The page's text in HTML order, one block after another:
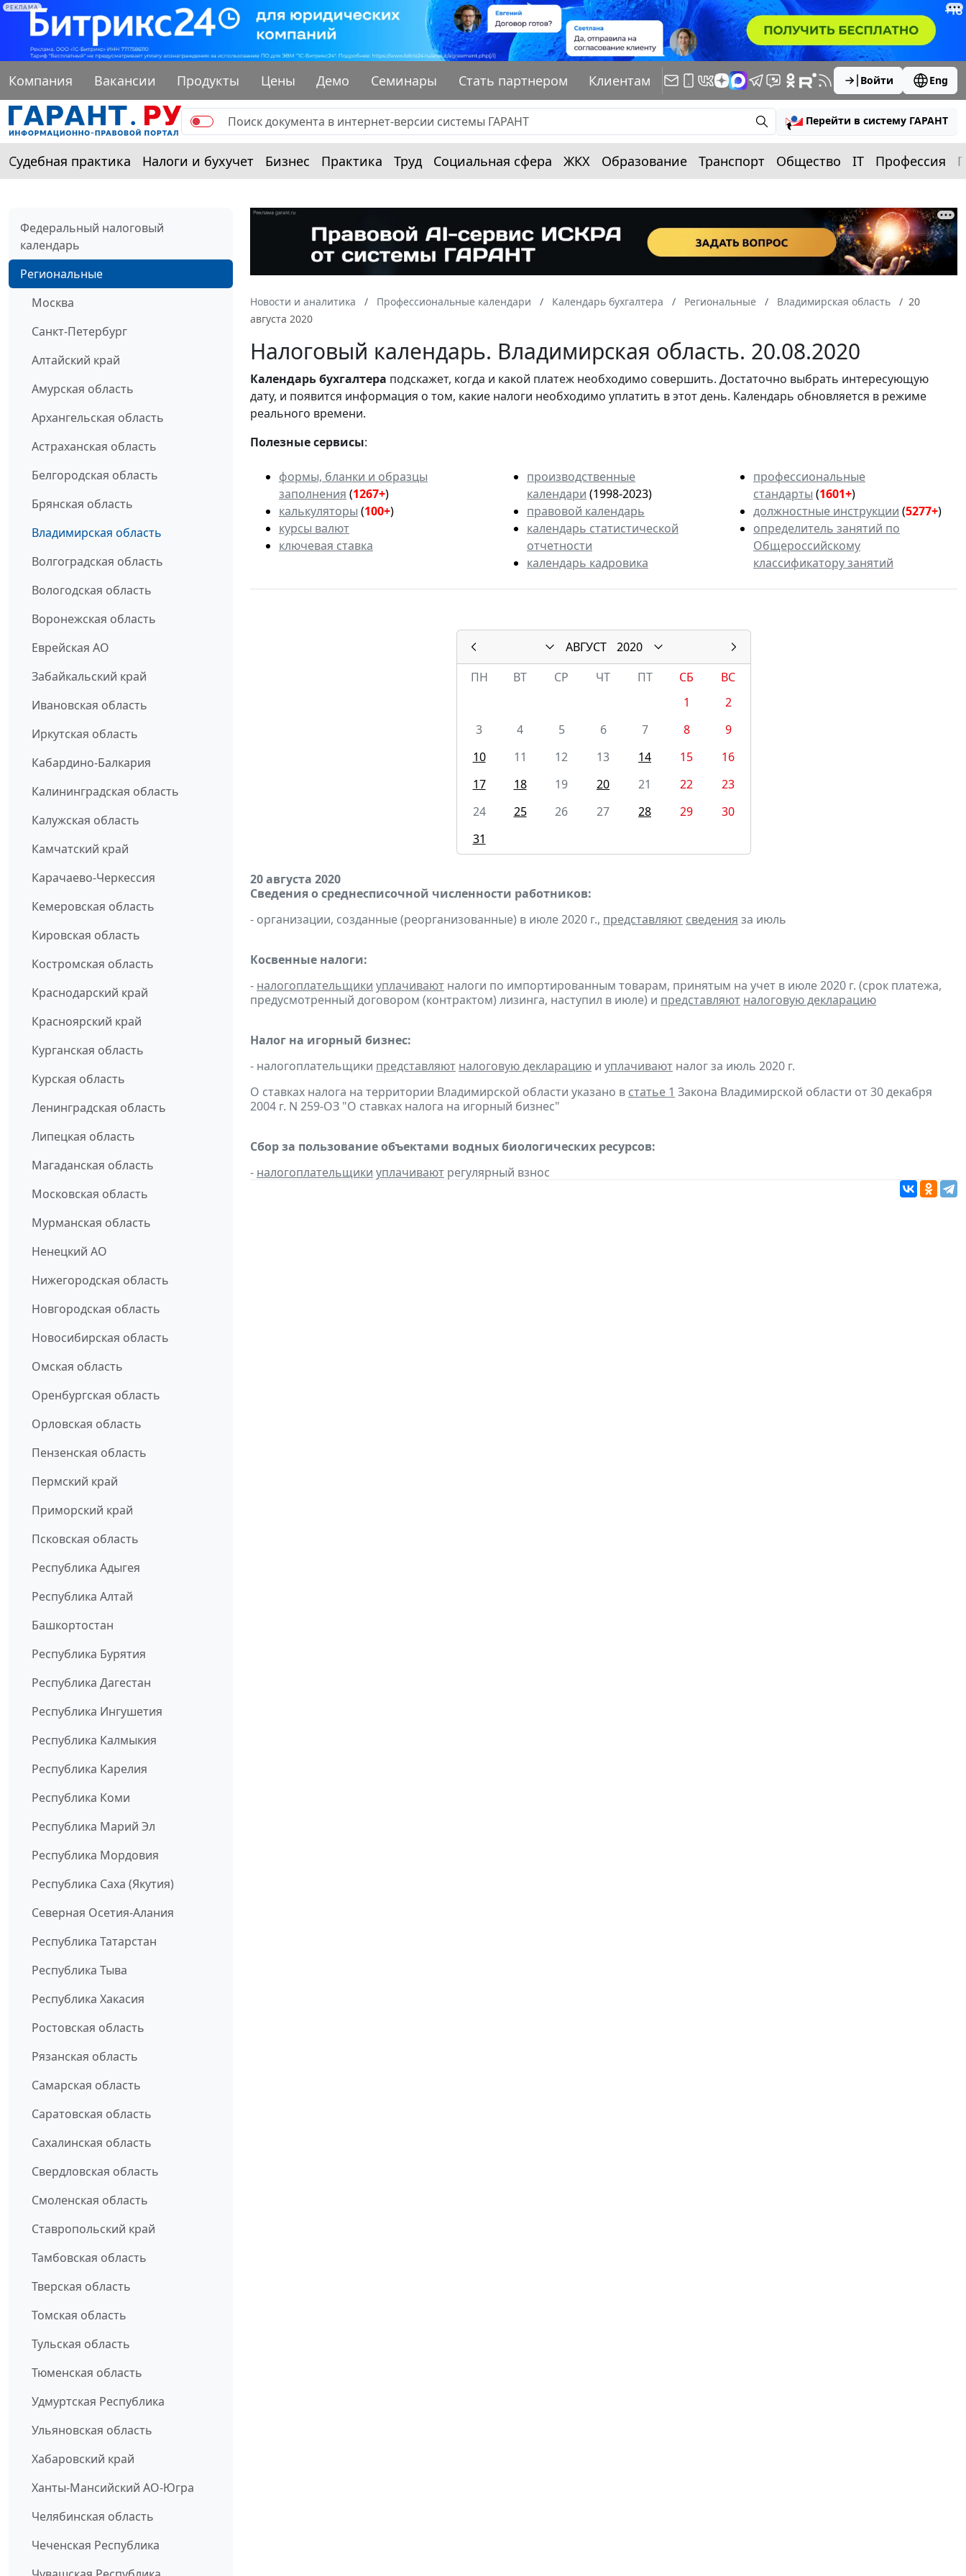
РЕКЛАМА
Компания Вакансии Продукты Цены Демо Семинары Стать партнером Клиентам Войти Eng
Перейти в систему ГАРАНТ
Судебная практика Налоги и бухучет Бизнес Практика Труд Социальная сфера ЖКХ Образование Транспорт Общество IT Профессия
Федеральный налоговый
календарь
Региональные
Москва
Санкт-Петербург
Алтайский край
Амурская область
Архангельская область
Астраханская область
Белгородская область
Брянская область
Владимирская область
Волгоградская область
Вологодская область
Воронежская область
Еврейская АО
Забайкальский край
Ивановская область
Иркутская область
Кабардино-Балкария
Калининградская область
Калужская область
Камчатский край
Карачаево-Черкессия
Кемеровская область
Кировская область
Костромская область
Краснодарский край
Красноярский край
Курганская область
Курская область
Ленинградская область
Липецкая область
Магаданская область
Московская область
Мурманская область
Ненецкий АО
Нижегородская область
Новгородская область
Новосибирская область
Омская область
Оренбургская область
Орловская область
Пензенская область
Пермский край
Приморский край
Псковская область
Республика Адыгея
Республика Алтай
Башкортостан
Республика Бурятия
Республика Дагестан
Республика Ингушетия
Республика Калмыкия
Республика Карелия
Республика Коми
Республика Марий Эл
Республика Мордовия
Республика Саха (Якутия)
Северная Осетия-Алания
Республика Татарстан
Республика Тыва
Республика Хакасия
Ростовская область
Рязанская область
Самарская область
Саратовская область
Сахалинская область
Свердловская область
Смоленская область
Ставропольский край
Тамбовская область
Тверская область
Томская область
Тульская область
Тюменская область
Удмуртская Республика
Ульяновская область
Хабаровский край
Ханты-Мансийский АО-Югра
Челябинская область
Чеченская Республика
Новости и аналитика Профессиональные календари Календарь бухгалтера Региональные Владимирская область
20
августа 2020
Налоговый календарь. Владимирская область. 20.08.2020
Календарьбухгалтера подскажет, когда и какой платеж необходимо совершить. Достаточно выбрать интересующую
дату, и появится информация о том, какие налоги необходимо уплатить в этот день. Календарь обновляется в режиме
реального времени.
Полезные сервисы:
формы, бланки и образцы
заполнения (1267+)
калькуляторы (100+)
курсы валют
ключевая ставка
производственные
календари (1998-2023)
правовой календарь
календарь статистической
отчетности
календарь кадровика
профессиональные
стандарты (1601+)
должностные инструкции (5277+)
определитель занятий по
Общероссийскому
классификатору занятий
АВГУСТ
2020
ПН
ВТ СР ЧТ ПТ СБ
ВС
1
2
3
4 5 6 7 8
9
10
11 12 13 14 15
16
17
18 19 20 21 22
23
24
25 26 27 28 29
30
31
20 августа 2020
Сведения о среднесписочной численности работников:
- организации, созданные (реорганизованные) в июле 2020 г., представляют сведения за июль
Косвенные налоги:
- налогоплательщики уплачивают налоги по импортированным товарам, принятым на учет в июле 2020 г. (срок платежа,
предусмотренный договором (контрактом) лизинга, наступил в июле) и представляют налоговую декларацию
Налог на игорный бизнес:
- налогоплательщики представляют налоговую декларацию и уплачивают налог за июль 2020 г.
О ставках налога на территории Владимирской области указано в статье 1 Закона Владимирской области от 30 декабря
2004 г. N 259-ОЗ "О ставках налога на игорный бизнес"
Сбор за пользование объектами водных биологических ресурсов:
- налогоплательщики уплачивают регулярный взнос